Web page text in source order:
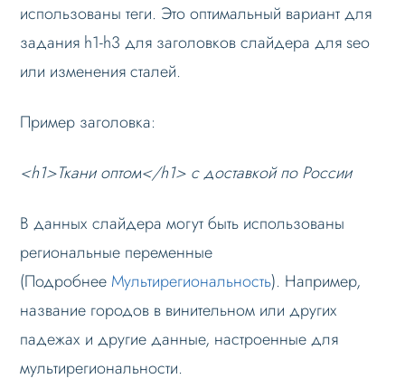
Дизайн
Оформление контента
Мультирегиональность
Блоки / секции сайта
Личный кабинет
Формы и коммуникации
SEO и оптимизация
Настройка sitemap.xml в 1С-Битрикс
Экспресс-отладка
Ускорение сайта
использованы теги. Это оптимальный вариант для
задания h1-h3 для заголовков слайдера для seo
или изменения сталей.
Пример заголовка:
<h1>Ткани оптом</h1> с доставкой по России
В данных слайдера могут быть использованы
региональные переменные
(Подробнее Мультирегиональность). Например,
название городов в винительном или других
падежах и другие данные, настроенные для
мультирегиональности.